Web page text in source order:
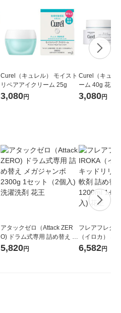
Curel（キュレル） モイスト
リペアアイクリーム 25g
3,080円
Curel（キュレ
ーム 40g 花王
3,080円
アタックゼロ（Attack ZER
O) ドラム式専用 詰め替え メ
ガジャンボ 2300g 1セット
5,820円
フレアフレグ
（イロカ） ネ
ーの香り 柔軟
6,582円